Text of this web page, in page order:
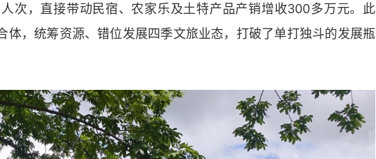
次，直接带动民宿、农家乐及土特产品产销增收300多万元。此
体，统筹资源、错位发展四季文旅业态，打破了单打独斗的发展瓶